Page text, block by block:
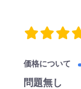
価格について
問題無し